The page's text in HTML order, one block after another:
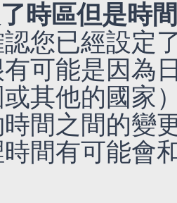
時區但是時
您已經設定
可能是因為
其他的國家
時間之間的變
間有可能會